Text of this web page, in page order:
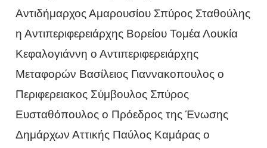
Αντιδήμαρχος Αμαρουσίου Σπύρος Σταθούλης
η Αντιπεριφερειάρχης Βορείου Τομέα Λουκία
Κεφαλογιάννη ο Αντιπεριφερειάρχης
Μεταφορών Βασίλειος Γιαννακοπουλος ο
Περιφερειακος Σύμβουλος Σπύρος
Ευσταθόπουλος ο Πρόεδρος της Ένωσης
Δημάρχων Αττικής Παύλος Καμάρας ο